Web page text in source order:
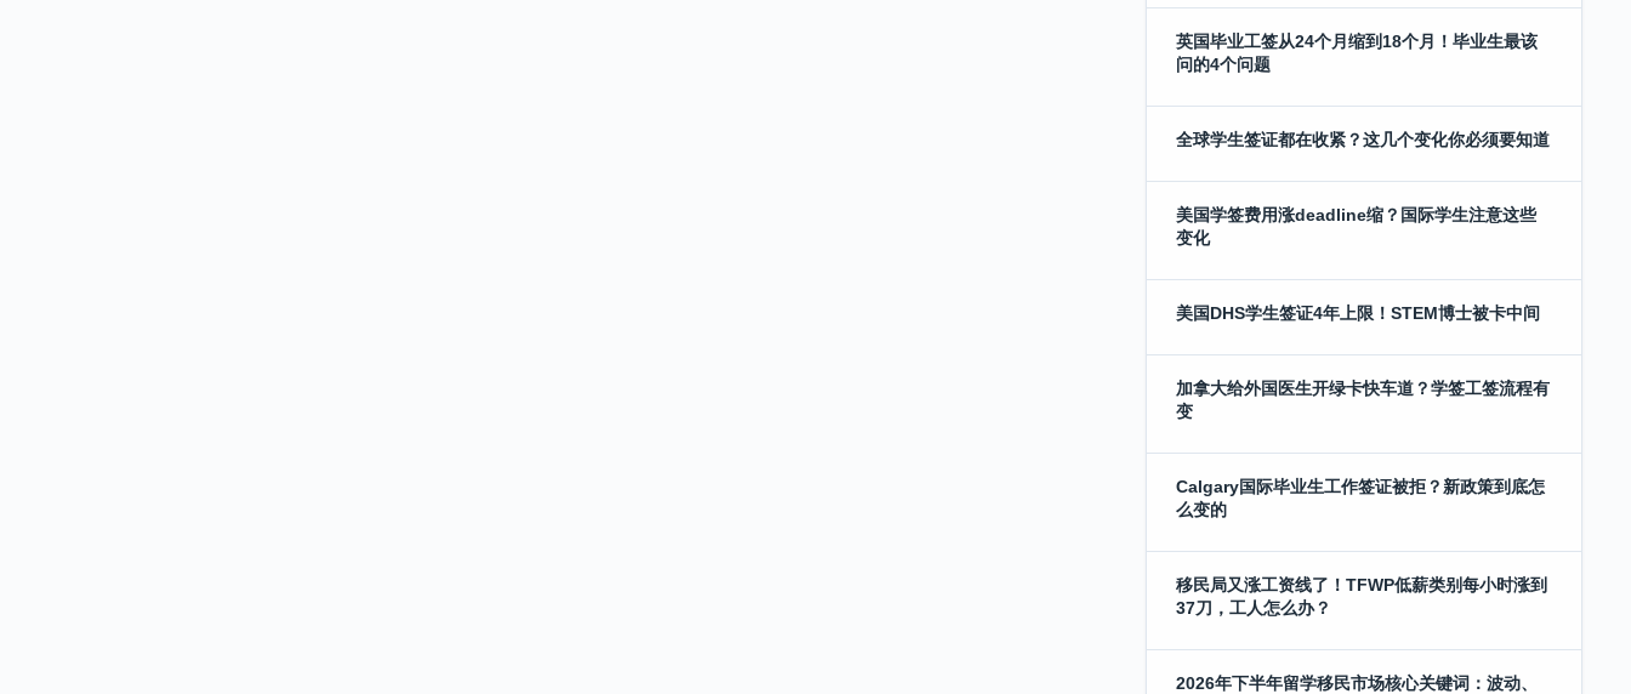
英国毕业工签从24个月缩到18个月！毕业生最该
问的4个问题
全球学生签证都在收紧？这几个变化你必须要知道
美国学签费用涨deadline缩？国际学生注意这些
变化
美国DHS学生签证4年上限！STEM博士被卡中间
加拿大给外国医生开绿卡快车道？学签工签流程有
变
Calgary国际毕业生工作签证被拒？新政策到底怎
么变的
移民局又涨工资线了！TFWP低薪类别每小时涨到
37刀，工人怎么办？
2026年下半年留学移民市场核心关键词：波动、